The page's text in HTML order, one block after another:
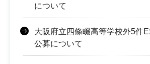
について
大阪府立四條畷高等学校外5件
公募について